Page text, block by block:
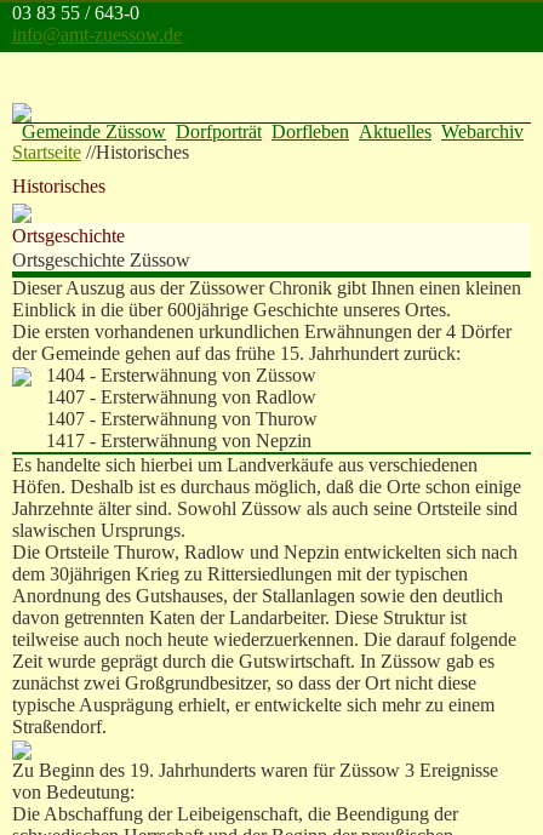
Direkt zum Inhalt
03 83 55 / 643-0
info@amt-zuessow.de
Gemeinde Züssow Dorfporträt Dorfleben Aktuelles Webarchiv
Startseite //Historisches
Historisches
Ortsgeschichte
Ortsgeschichte Züssow
Dieser Auszug aus der Züssower Chronik gibt Ihnen einen kleinen
Einblick in die über 600jährige Geschichte unseres Ortes.
Die ersten vorhandenen urkundlichen Erwähnungen der 4 Dörfer
der Gemeinde gehen auf das frühe 15. Jahrhundert zurück:
1404 - Ersterwähnung von Züssow
1407 - Ersterwähnung von Radlow
1407 - Ersterwähnung von Thurow
1417 - Ersterwähnung von Nepzin
Es handelte sich hierbei um Landverkäufe aus verschiedenen
Höfen. Deshalb ist es durchaus möglich, daß die Orte schon einige
Jahrzehnte älter sind. Sowohl Züssow als auch seine Ortsteile sind
slawischen Ursprungs.
Die Ortsteile Thurow, Radlow und Nepzin entwickelten sich nach
dem 30jährigen Krieg zu Rittersiedlungen mit der typischen
Anordnung des Gutshauses, der Stallanlagen sowie den deutlich
davon getrennten Katen der Landarbeiter. Diese Struktur ist
teilweise auch noch heute wiederzuerkennen. Die darauf folgende
Zeit wurde geprägt durch die Gutswirtschaft. In Züssow gab es
zunächst zwei Großgrundbesitzer, so dass der Ort nicht diese
typische Ausprägung erhielt, er entwickelte sich mehr zu einem
Straßendorf.
Zu Beginn des 19. Jahrhunderts waren für Züssow 3 Ereignisse
von Bedeutung:
Die Abschaffung der Leibeigenschaft, die Beendigung der